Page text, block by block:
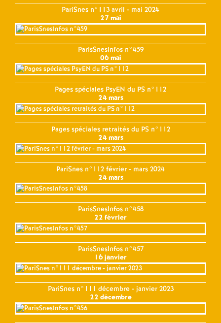
PariSnes n°113 avril - mai 2024
27 mai
ParisSnesInfos n°459
06 mai
Pages spéciales PsyEN du PS n°112
24 mars
Pages spéciales retraités du PS n°112
24 mars
PariSnes n°112 février - mars 2024
24 mars
ParisSnesInfos n°458
22 février
ParisSnesInfos n°457
16 janvier
PariSnes n°111 décembre - janvier 2023
22 décembre